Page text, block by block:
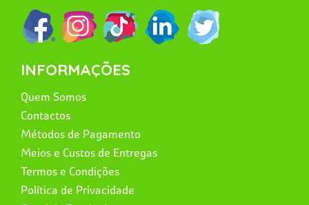
INFORMAÇÕES
Quem Somos
Contactos
Métodos de Pagamento
Meios e Custos de Entregas
Termos e Condições
Política de Privacidade